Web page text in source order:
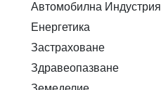
Автомобилна Индустрия
Енергетика
Застраховане
Здравеопазване